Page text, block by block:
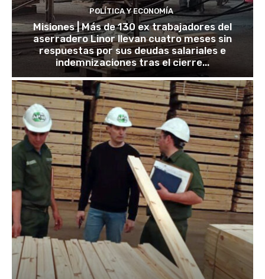
POLÍTICA Y ECONOMÍA
Misiones | Más de 130 ex trabajadores del
aserradero Linor llevan cuatro meses sin
respuestas por sus deudas salariales e
indemnizaciones tras el cierre...